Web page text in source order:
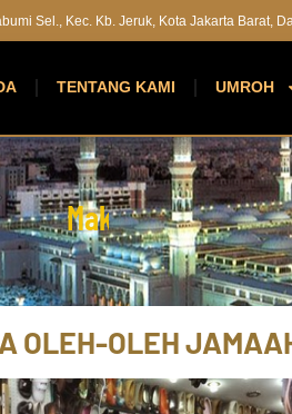
Sel., Kec. Kb. Jeruk, Kota Jakarta Barat,
TENTANG KAMI UMROH
MakkahMadinah
OLEH-OLEH